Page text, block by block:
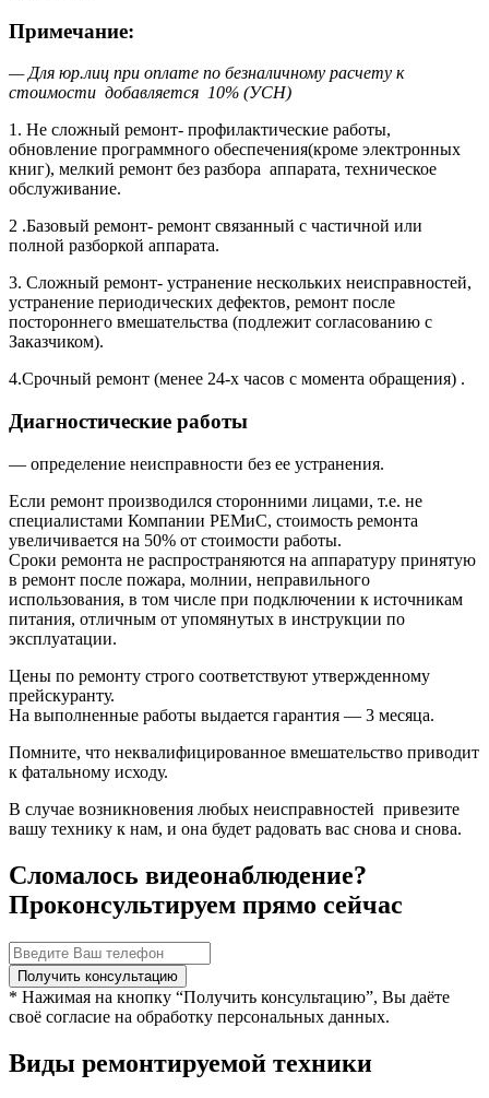
Примечание:
— Для юр.лиц при оплате по безналичному расчету к
стоимости добавляется 10% (УСН)
1. Не сложный ремонт- профилактические работы,
обновление программного обеспечения(кроме электронных
книг), мелкий ремонт без разбора аппарата, техническое
обслуживание.
2 .Базовый ремонт- ремонт связанный с частичной или
полной разборкой аппарата.
3. Сложный ремонт- устранение нескольких неисправностей,
устранение периодических дефектов, ремонт после
постороннего вмешательства (подлежит согласованию с
Заказчиком).
4.Срочный ремонт (менее 24-х часов с момента обращения) .
Диагностические работы
— определение неисправности без ее устранения.
Если ремонт производился сторонними лицами, т.е. не
специалистами Компании РЕМиС, стоимость ремонта
увеличивается на 50% от стоимости работы.
Сроки ремонта не распространяются на аппаратуру принятую
в ремонт после пожара, молнии, неправильного
использования, в том числе при подключении к источникам
питания, отличным от упомянутых в инструкции по
эксплуатации.
Цены по ремонту строго соответствуют утвержденному
прейскуранту.
На выполненные работы выдается гарантия — 3 месяца.
Помните, что неквалифицированное вмешательство приводит
к фатальному исходу.
В случае возникновения любых неисправностей привезите
вашу технику к нам, и она будет радовать вас снова и снова.
Сломалось видеонаблюдение?
Проконсультируем прямо сейчас
* Нажимая на кнопку “Получить консультацию”, Вы даёте
своё согласие на обработку персональных данных.
Виды ремонтируемой техники